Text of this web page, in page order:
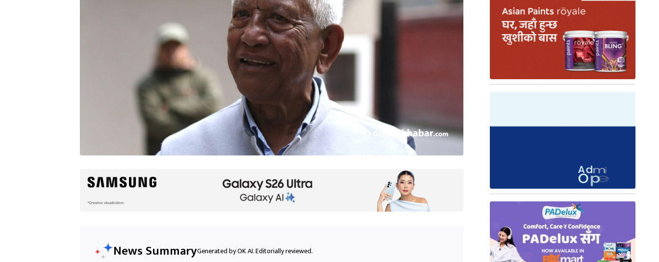
News SummaryGenerated by OK AI. Editorially reviewed.